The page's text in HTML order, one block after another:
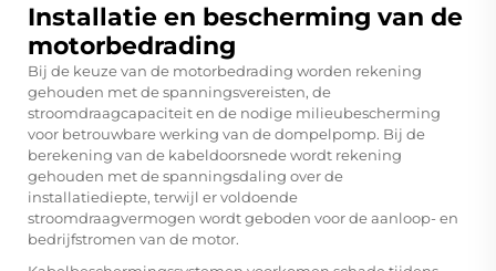
Installatie en bescherming van de
motorbedrading
Bij de keuze van de motorbedrading worden rekening
gehouden met de spanningsvereisten, de
stroomdraagcapaciteit en de nodige milieubescherming
voor betrouwbare werking van de dompelpomp. Bij de
berekening van de kabeldoorsnede wordt rekening
gehouden met de spanningsdaling over de
installatiediepte, terwijl er voldoende
stroomdraagvermogen wordt geboden voor de aanloop- en
bedrijfstromen van de motor.